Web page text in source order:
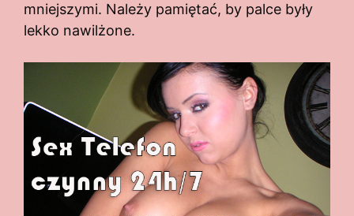
mniejszymi. Należy pamiętać, by palce były
lekko nawilżone.